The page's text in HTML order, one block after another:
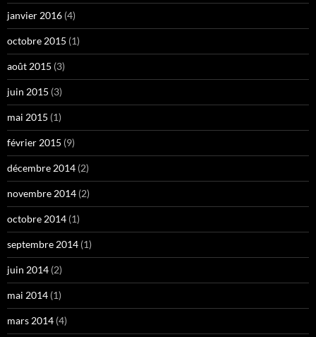
janvier 2016 (4)
octobre 2015 (1)
août 2015 (3)
juin 2015 (3)
mai 2015 (1)
février 2015 (9)
décembre 2014 (2)
novembre 2014 (2)
octobre 2014 (1)
septembre 2014 (1)
juin 2014 (2)
mai 2014 (1)
mars 2014 (4)